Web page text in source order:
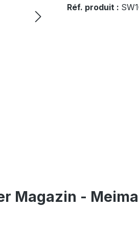
Réf. produit :
Magazin -